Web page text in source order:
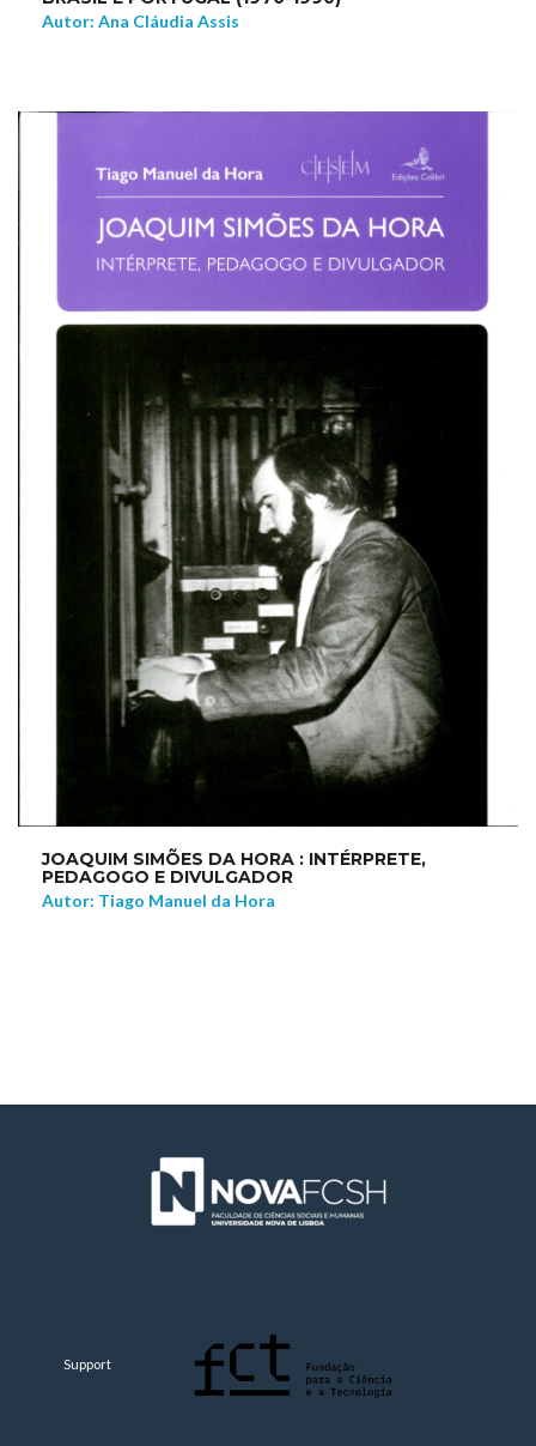
Autor: Ana Cláudia Assis
JOAQUIM SIMÕES DA HORA : INTÉRPRETE,
PEDAGOGO E DIVULGADOR
Autor: Tiago Manuel da Hora
Support